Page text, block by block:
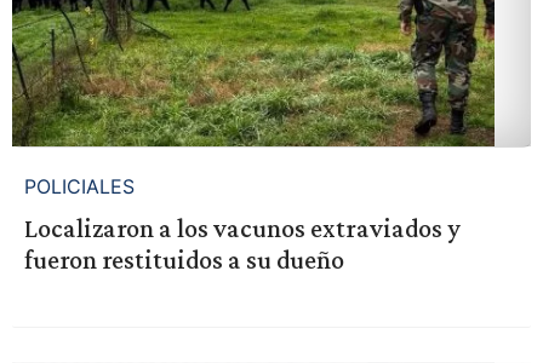
POLICIALES
Localizaron a los vacunos extraviados y
fueron restituidos a su dueño